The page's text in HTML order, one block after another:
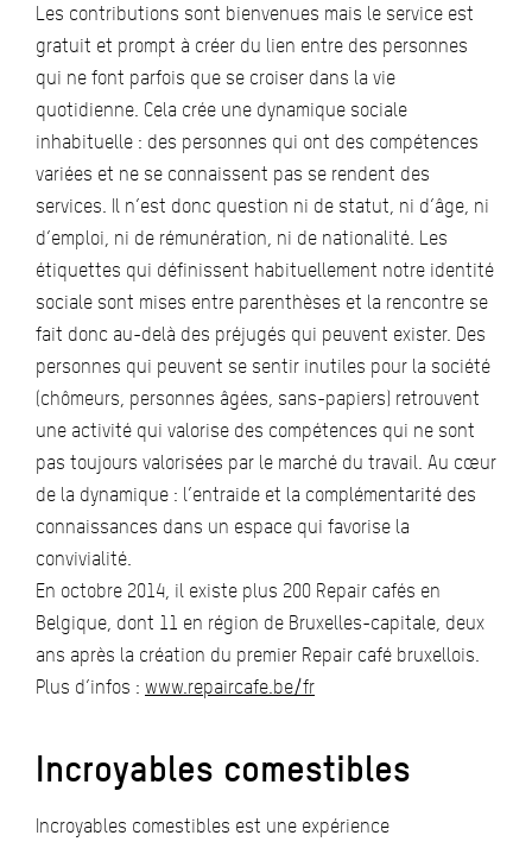
Les contributions sont bienvenues mais le service est
gratuit et prompt à créer du lien entre des personnes
qui ne font parfois que se croiser dans la vie
quotidienne. Cela crée une dynamique sociale
inhabituelle : des personnes qui ont des compétences
variées et ne se connaissent pas se rendent des
services. Il n’est donc question ni de statut, ni d’âge, ni
d’emploi, ni de rémunération, ni de nationalité. Les
étiquettes qui définissent habituellement notre identité
sociale sont mises entre parenthèses et la rencontre se
fait donc au-delà des préjugés qui peuvent exister. Des
personnes qui peuvent se sentir inutiles pour la société
(chômeurs, personnes âgées, sans-papiers) retrouvent
une activité qui valorise des compétences qui ne sont
pas toujours valorisées par le marché du travail. Au cœur
de la dynamique : l’entraide et la complémentarité des
connaissances dans un espace qui favorise la
convivialité.
En octobre 2014, il existe plus 200 Repair cafés en
Belgique, dont 11 en région de Bruxelles-capitale, deux
ans après la création du premier Repair café bruxellois.
Plus d’infos : www.repaircafe.be/fr
Incroyables comestibles
Incroyables comestibles est une expérience